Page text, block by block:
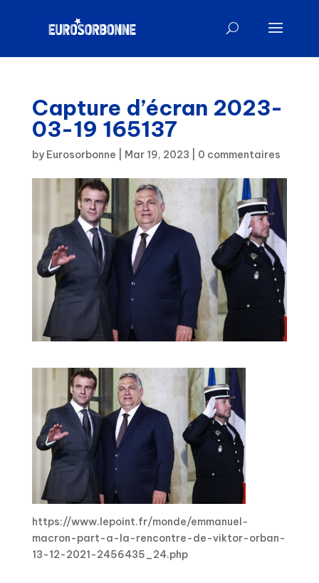
Capture d’écran 2023-
03-19 165137
by Eurosorbonne Mar 19, 2023 0 commentaires
https://www.lepoint.fr/monde/emmanuel-
macron-part-a-la-rencontre-de-viktor-orban-
13-12-2021-2456435_24.php